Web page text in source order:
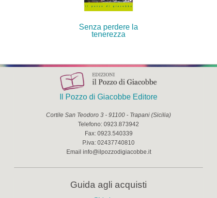
Senza perdere la
tenerezza
Il Pozzo di Giacobbe Editore
Cortile San Teodoro 3 - 91100 - Trapani (Sicilia)
Telefono: 0923.873942
Fax: 0923.540339
P.iva: 02437740810
Email info@ilpozzodigiacobbe.it
Guida agli acquisti